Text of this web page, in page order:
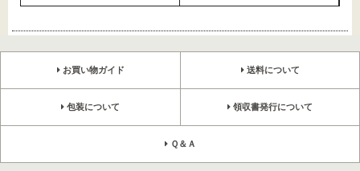
お買い物ガイド 送料について
包装について 領収書発行について
Ｑ＆Ａ